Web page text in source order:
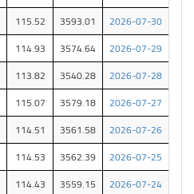
2026-07-30
3593.01
115.52
2026-07-29
3574.64
114.93
2026-07-28
3540.28
113.82
2026-07-27
3579.18
115.07
2026-07-26
3561.58
114.51
2026-07-25
3562.39
114.53
2026-07-24
3559.15
114.43